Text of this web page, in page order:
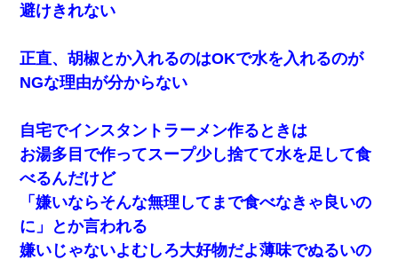
避けきれない
正直、胡椒とか入れるのはOKで水を入れるのが
NGな理由が分からない
自宅でインスタントラーメン作るときは
お湯多目で作ってスープ少し捨てて水を足して食
べるんだけど
「嫌いならそんな無理してまで食べなきゃ良いの
に」とか言われる
嫌いじゃないよむしろ大好物だよ薄味でぬるいの